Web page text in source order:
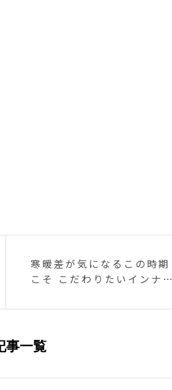
寒暖差が気になるこの時期
こそ こだわりたいインナー
事一覧